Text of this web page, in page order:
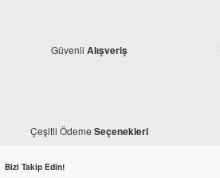
Güvenli Alışveriş
Çeşitli Ödeme Seçenekleri
Bizi Takip Edin!